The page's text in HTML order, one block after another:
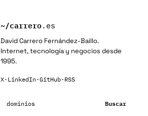
entradas
~/carrero.es
David Carrero Fernández-Baillo.
Internet, tecnología y negocios desde
1995.
X· LinkedIn·GitHub· RSS
Buscar